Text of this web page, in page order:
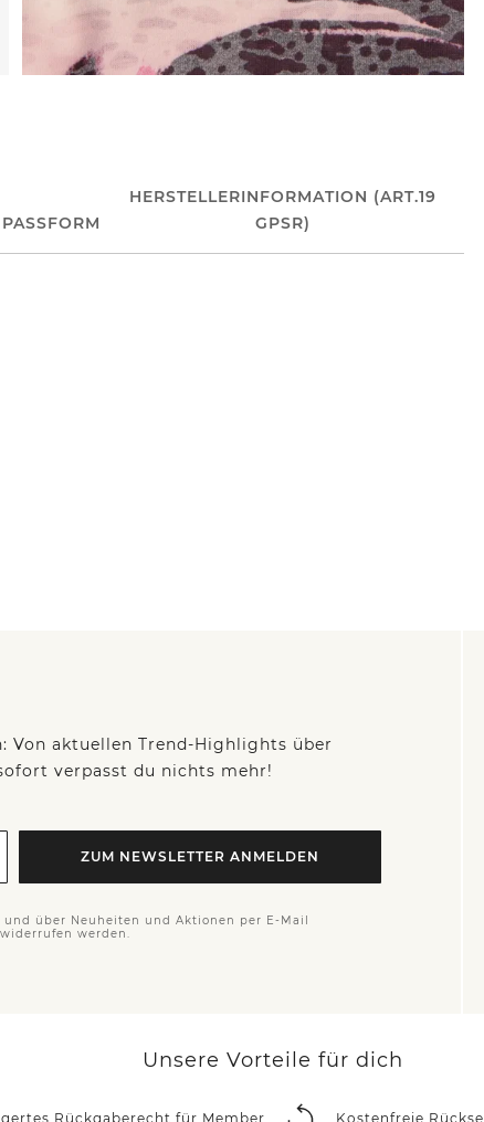
PASSFORM
HERSTELLERINFORMATION (ART.19
GPSR)
Von aktuellen Trend-Highlights über
verpasst du nichts mehr!
ZUM NEWSLETTER ANMELDEN
über Neuheiten und Aktionen per E-Mail
werden.
Unsere Vorteile für dich
Rückgaberecht für Member Kostenfreie